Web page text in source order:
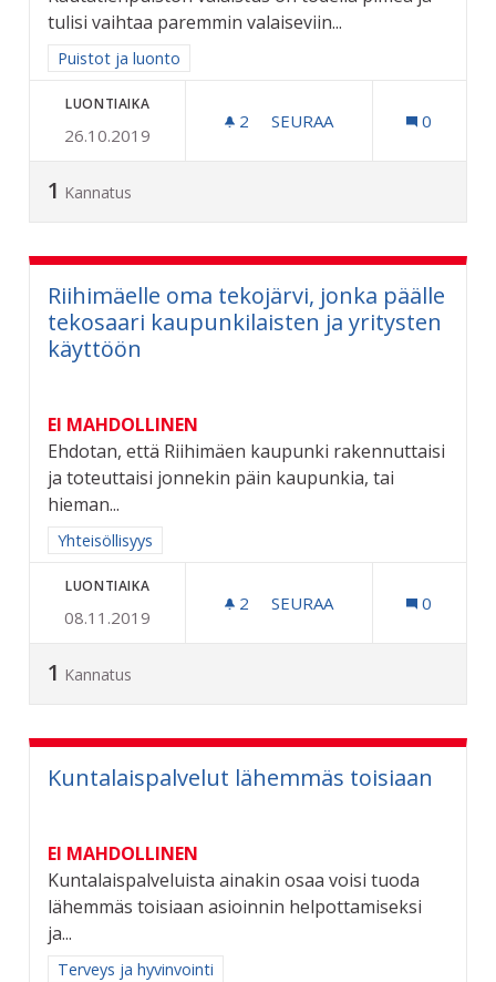
tulisi vaihtaa paremmin valaiseviin...
Rajaa tulokset aihepiirin mukaan: Puistot ja luonto
Puistot ja luonto
LUONTIAIKA
26.10.2019
2 2 SEURAAJAA
SEURAA 0
1 Kannatus
Riihimäelle oma tekojärvi, jonka päälle
tekosaari kaupunkilaisten ja yritysten
käyttöön
EI MAHDOLLINEN
Ehdotan, että Riihimäen kaupunki rakennuttaisi
ja toteuttaisi jonnekin päin kaupunkia, tai
hieman...
Rajaa tulokset aihepiirin mukaan: Yhteisöllisyys
Yhteisöllisyys
LUONTIAIKA
08.11.2019
2 2 SEURAAJAA
SEURAA 0
1 Kannatus
Kuntalaispalvelut lähemmäs toisiaan
EI MAHDOLLINEN
Kuntalaispalveluista ainakin osaa voisi tuoda
lähemmäs toisiaan asioinnin helpottamiseksi
ja...
Rajaa tulokset aihepiirin mukaan: Terveys ja hyvinvointi
Terveys ja hyvinvointi